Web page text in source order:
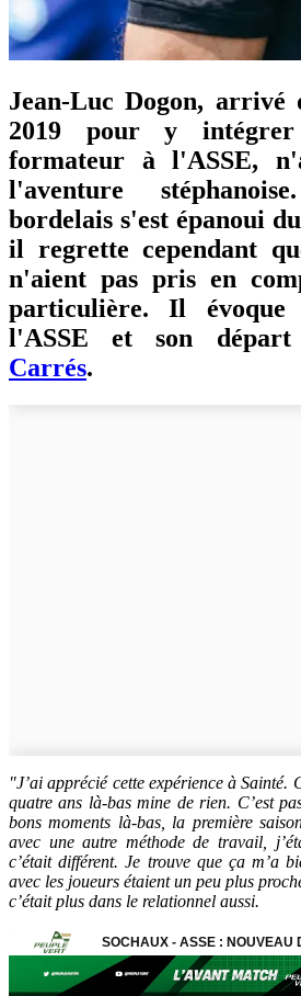
Jean-Luc Dogon, arrivé
2019 pour y
formateur à l'ASSE,
l'aventure
bordelais s'est épanoui
il regrette cependant
n'aient pas pris en
particulière. Il évoque
l'ASSE et son
Carrés.
"J’ai apprécié cette expérience à Sainté.
quatre ans là-bas mine de rien. C’est
bons moments là-bas, la première
avec une autre méthode de travail,
c’était différent. Je trouve que ça m’a
avec les joueurs étaient un peu plus
c’était plus dans le relationnel aussi.